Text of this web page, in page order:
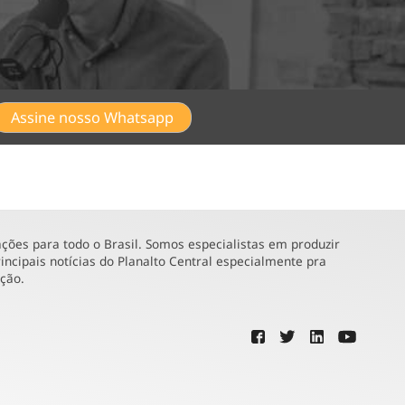
Assine nosso Whatsapp
para todo o Brasil. Somos especialistas em produzir
notícias do Planalto Central especialmente pra